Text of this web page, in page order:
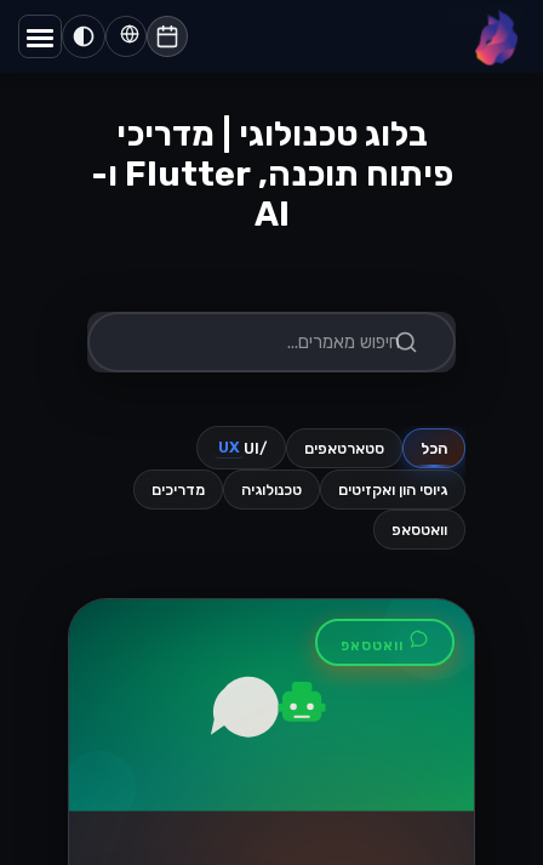
דף הבית
בלוג טכנולוגי | מדריכי
פיתוח תוכנה, Flutter ו-
AI
הכל סטארטאפים UX /UI
גיוסי הון ואקזיטים טכנולוגיה מדריכים
וואטסאפ
וואטסאפ